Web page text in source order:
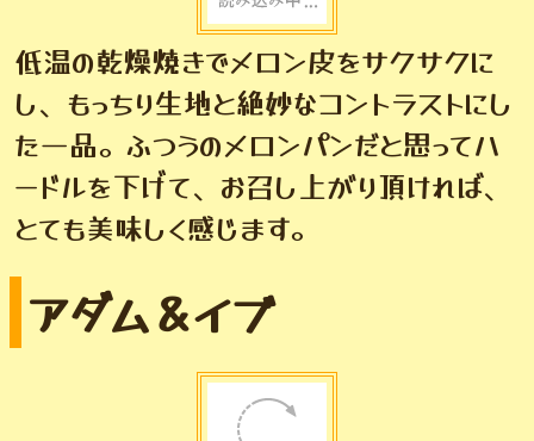
低温の乾燥焼きでメロン皮をサクサクに
し、もっちり生地と絶妙なコントラストにし
た一品。ふつうのメロンパンだと思ってハ